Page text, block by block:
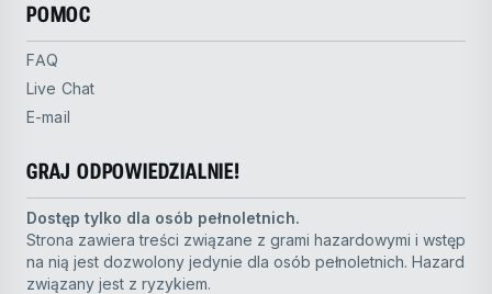
POMOC
FAQ
Live Chat
E-mail
GRAJ ODPOWIEDZIALNIE!
Dostęp tylko dla osób pełnoletnich.
Strona zawiera treści związane z grami hazardowymi i wstęp
na nią jest dozwolony jedynie dla osób pełnoletnich. Hazard
związany jest z ryzykiem.